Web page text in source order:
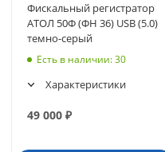
Фискальный регистратор
АТОЛ 50Ф (ФН 36) USB (5.0)
темно-серый
Есть в наличии: 30
Характеристики
49 000 ₽